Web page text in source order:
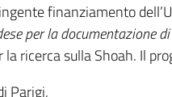
finanziamento
per la documentazione
ricerca sulla Shoah. Il
Parigi,